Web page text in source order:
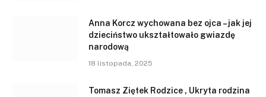
Anna Korcz wychowana bez ojca – jak jej
dzieciństwo ukształtowało gwiazdę
narodową
18 listopada, 2025
Tomasz Ziętek Rodzice , Ukryta rodzina